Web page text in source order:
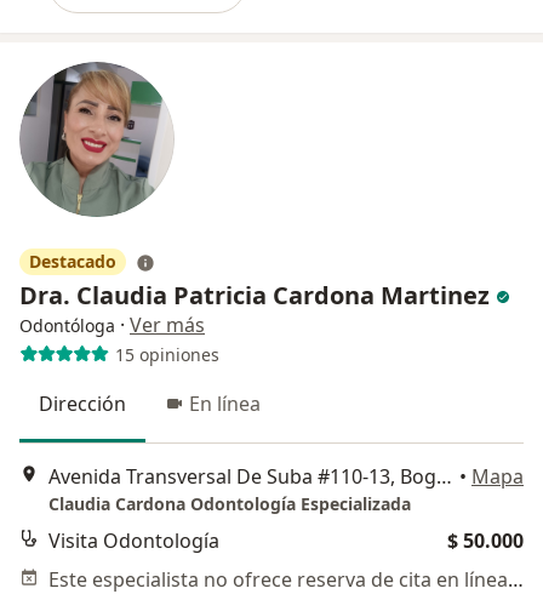
Destacado
Dra. Claudia Patricia Cardona Martinez
Odontóloga · Ver más
15 opiniones
Dirección En línea
Avenida Transversal De Suba #110-13, Bogotá • Mapa
Claudia Cardona Odontología Especializada
Visita Odontología
$ 50.000
Este especialista no ofrece reserva de cita en línea en esta dirección.